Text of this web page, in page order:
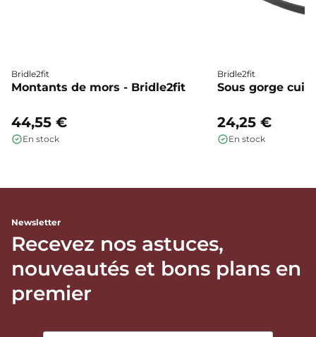
Bridle2fit
Montants de mors - Bridle2fit
44,55 €
En stock
Bridle2fit
Sous gorge
24,25 €
En stock
Newsletter
Recevez nos astuces,
nouveautés et bons plans en
premier